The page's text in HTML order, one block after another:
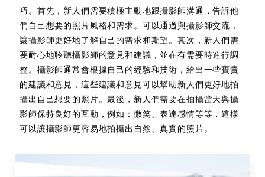
巧。首先，新人們需要積極主動地跟攝影師溝通，告訴他
們自己想要的照片風格和需求。可以通過與攝影師交流，
讓攝影師更好地了解自己的需求和期望。其次，新人們需
要耐心地聆聽攝影師的意見和建議，並在有需要時進行調
整。攝影師通常會根據自己的經驗和技術，給出一些寶貴
的建議和意見，這些建議和意見可以幫助新人們更好地拍
攝出自己想要的照片。最後，新人們需要在拍攝當天與攝
影師保持良好的互動，例如：微笑、表達感情等等，這樣
可以讓攝影師更容易地拍攝出自然、真實的照片。